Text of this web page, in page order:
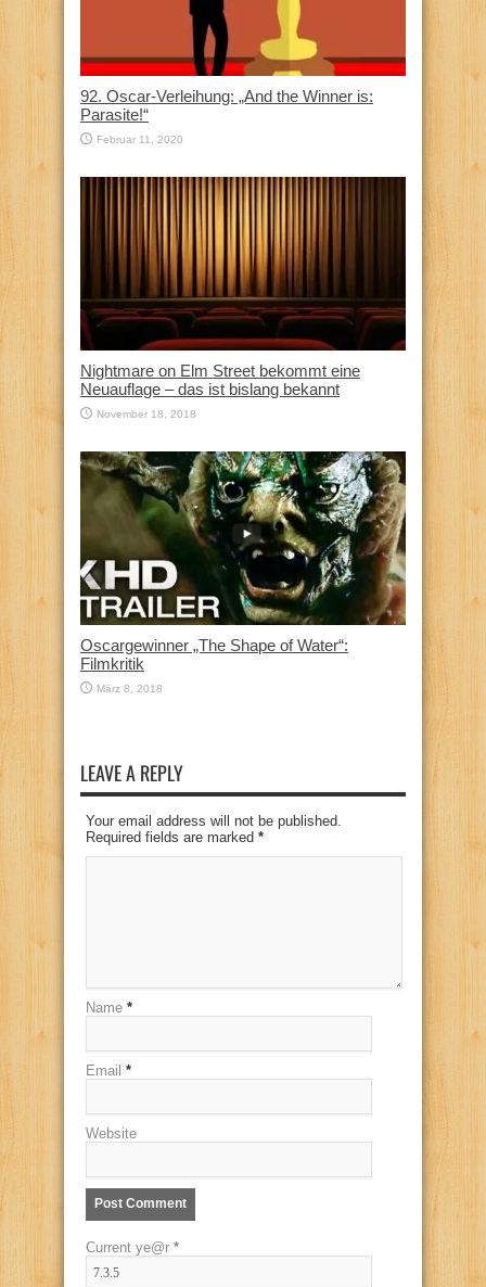
92. Oscar-Verleihung: „And the Winner is:
Parasite!“
Februar 11, 2020
Nightmare on Elm Street bekommt eine
Neuauflage – das ist bislang bekannt
November 18, 2018
Oscargewinner „The Shape of Water“:
Filmkritik
März 8, 2018
LEAVE A REPLY
Your email address will not be published.
Required fields are marked *
Name *
Email *
Website
Current ye@r *